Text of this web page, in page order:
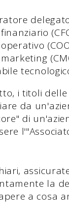
i titoli
da
di
la
a cosa